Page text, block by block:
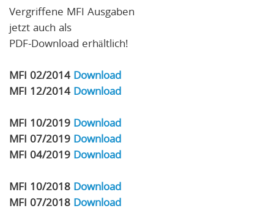
Vergriffene MFI Ausgaben
jetzt auch als
PDF-Download erhältlich!
MFI 02/2014 Download
MFI 12/2014 Download
MFI 10/2019 Download
MFI 07/2019 Download
MFI 04/2019 Download
MFI 10/2018 Download
MFI 07/2018 Download